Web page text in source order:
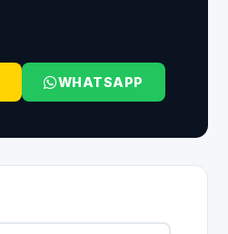
WHATSAPP